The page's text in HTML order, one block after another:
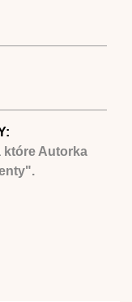
które Autorka